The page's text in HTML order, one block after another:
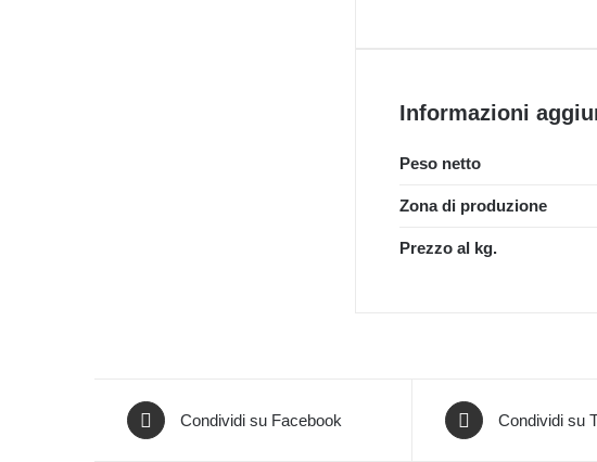
Informazioni
Peso netto
Zona di produzione
Prezzo al kg.
Condividi su Facebook Condividi su